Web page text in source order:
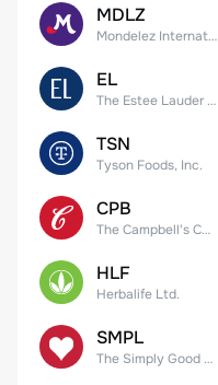
MDLZ
Mondelez International, Inc. Class A
EL
The Estee Lauder Companies Inc. Class A
TSN
Tyson Foods, Inc.
CPB
The Campbell's Company Common Stock
HLF
Herbalife Ltd.
SMPL
The Simply Good Foods Company Common Stock